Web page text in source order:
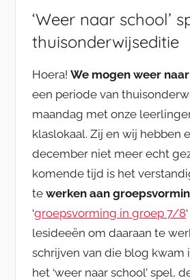
‘Weer naar school’
thuisonderwijseditie
Hoera!We mogen weer
een periode van
maandag met onze
klaslokaal. Zij en wij hebben
december niet meer echt
komende tijd is het
tewerken aan
‘groepsvorming in groep 7/8
lesideeën om daaraan te
schrijven van die blog kwam
het ‘weer naar school’ spel,